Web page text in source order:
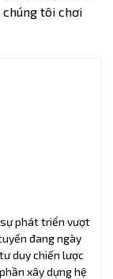
chúng tôi chơi
sự phát triển vượt
đang ngày
duy chiến lược
xây dựng hệ